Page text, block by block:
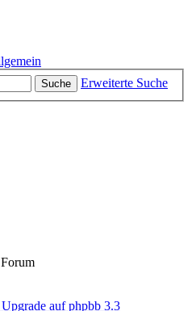
Suche
Erweiterte Suche
auf phpbb 3.3